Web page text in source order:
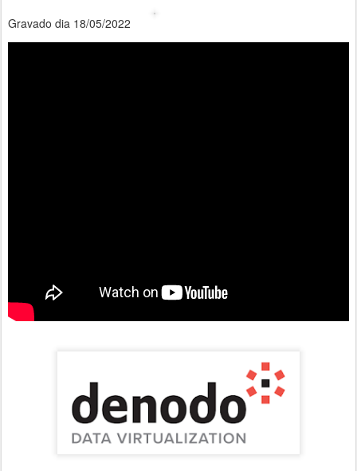
Gravado dia 18/05/2022